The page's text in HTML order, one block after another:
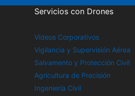
Servicios con Drones
Vídeos Corporativos
Vigilancia y Supervisión Aérea
Salvamento y Protección Civil
Agricultura de Precisión
Ingeniería Civil